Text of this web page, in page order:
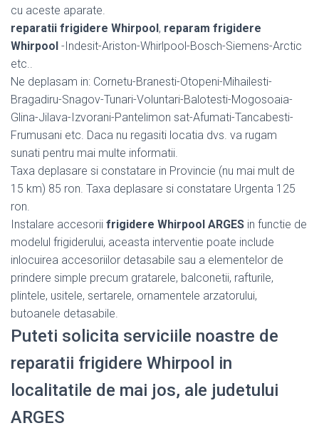
cu aceste aparate.
reparatii frigidere Whirpool, reparam frigidere
Whirpool -Indesit-Ariston-Whirlpool-Bosch-Siemens-Arctic
etc..
Ne deplasam in: Cornetu-Branesti-Otopeni-Mihailesti-
Bragadiru-Snagov-Tunari-Voluntari-Balotesti-Mogosoaia-
Glina-Jilava-Izvorani-Pantelimon sat-Afumati-Tancabesti-
Frumusani etc. Daca nu regasiti locatia dvs. va rugam
sunati pentru mai multe informatii.
Taxa deplasare si constatare in Provincie (nu mai mult de
15 km) 85 ron. Taxa deplasare si constatare Urgenta 125
ron.
Instalare accesorii frigidere Whirpool ARGES in functie de
modelul frigiderului, aceasta interventie poate include
inlocuirea accesoriilor detasabile sau a elementelor de
prindere simple precum gratarele, balconetii, rafturile,
plintele, usitele, sertarele, ornamentele arzatorului,
butoanele detasabile.
Puteti solicita serviciile noastre de
reparatii frigidere Whirpool in
localitatile de mai jos, ale judetului
ARGES